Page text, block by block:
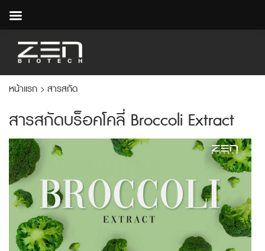
หน้าแรก > สารสกัด
สารสกัดบร็อคโคลี่ Broccoli Extract